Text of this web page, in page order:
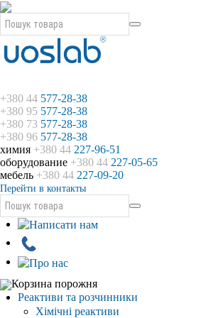
+380 44 577-28-38
+380 95 577-28-38
+380 73 577-28-38
+380 96 577-28-38
химия +380 44 227-96-51
оборудование +380 44 227-05-65
мебель +380 44 227-09-20
Перейти в контакты
Корзина порожня
Реактиви та розчинники
Хімічні реактиви